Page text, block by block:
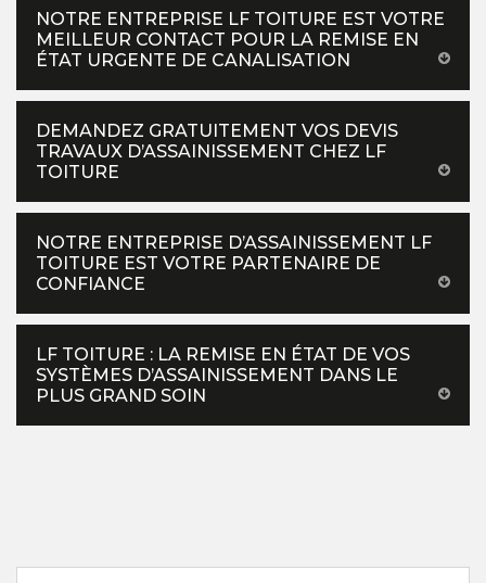
NOTRE ENTREPRISE LF TOITURE EST VOTRE
MEILLEUR CONTACT POUR LA REMISE EN
ÉTAT URGENTE DE CANALISATION
DEMANDEZ GRATUITEMENT VOS DEVIS
TRAVAUX D’ASSAINISSEMENT CHEZ LF
TOITURE
NOTRE ENTREPRISE D’ASSAINISSEMENT LF
TOITURE EST VOTRE PARTENAIRE DE
CONFIANCE
LF TOITURE : LA REMISE EN ÉTAT DE VOS
SYSTÈMES D’ASSAINISSEMENT DANS LE
PLUS GRAND SOIN